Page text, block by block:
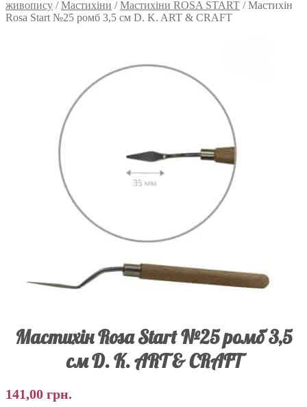
живопису /Мастихіни /Мастихіни ROSA START /Мастихін
Rosa Start №25 ромб 3,5 см D. K. ART & CRAFT
Мастихін Rosa Start №25 ромб 3,5
см D. K. ART & CRAFT
141,00 грн.